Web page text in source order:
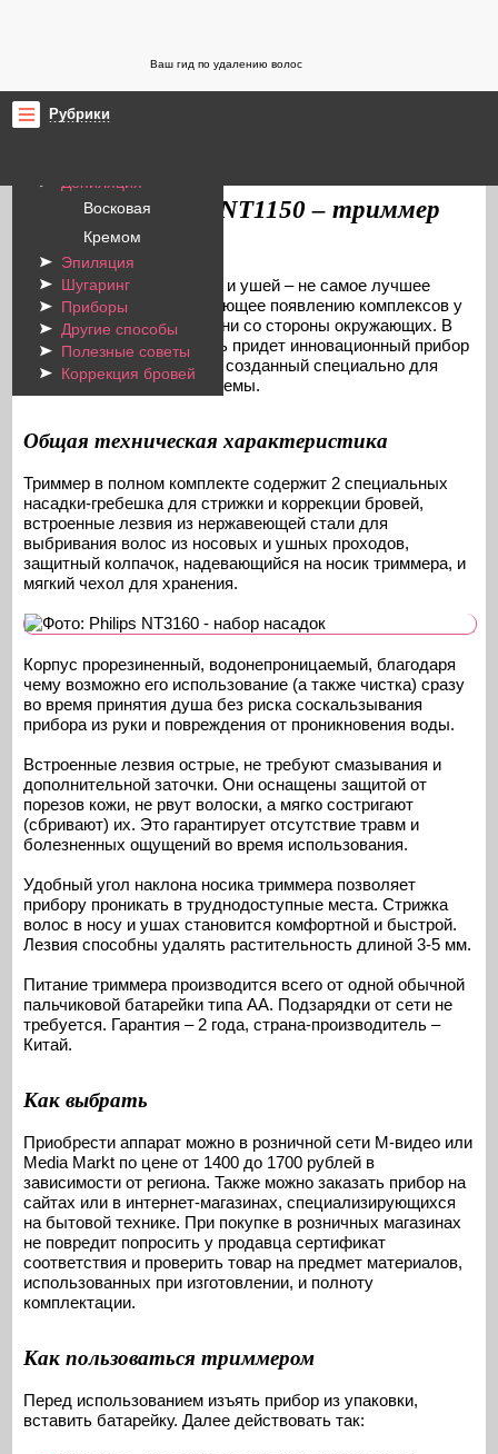
Ваш гид по удалению волос
Рубрики
Депиляция
Восковая
Кремом
Эпиляция
Шугаринг
Приборы
Другие способы
Полезные советы
Коррекция бровей
Philips NT3160 и NT1150 – триммер
для ушей и носа
Торчащие волосы из носа и ушей – не самое лучшее
«украшение», способствующее появлению комплексов у
его обладателя и неприязни со стороны окружающих. В
такой ситуации на помощь придет инновационный прибор
– триммер Philips NT3160, созданный специально для
избавления от этой проблемы.
Общая техническая характеристика
Триммер в полном комплекте содержит 2 специальных
насадки-гребешка для стрижки и коррекции бровей,
встроенные лезвия из нержавеющей стали для
выбривания волос из носовых и ушных проходов,
защитный колпачок, надевающийся на носик триммера, и
мягкий чехол для хранения.
Корпус прорезиненный, водонепроницаемый, благодаря
чему возможно его использование (а также чистка) сразу
во время принятия душа без риска соскальзывания
прибора из руки и повреждения от проникновения воды.
Встроенные лезвия острые, не требуют смазывания и
дополнительной заточки. Они оснащены защитой от
порезов кожи, не рвут волоски, а мягко состригают
(сбривают) их. Это гарантирует отсутствие травм и
болезненных ощущений во время использования.
Удобный угол наклона носика триммера позволяет
прибору проникать в труднодоступные места. Стрижка
волос в носу и ушах становится комфортной и быстрой.
Лезвия способны удалять растительность длиной 3-5 мм.
Питание триммера производится всего от одной обычной
пальчиковой батарейки типа АА. Подзарядки от сети не
требуется. Гарантия – 2 года, страна-производитель –
Китай.
Как выбрать
Приобрести аппарат можно в розничной сети М-видео или
Media Markt по цене от 1400 до 1700 рублей в
зависимости от региона. Также можно заказать прибор на
сайтах или в интернет-магазинах, специализирующихся
на бытовой технике. При покупке в розничных магазинах
не повредит попросить у продавца сертификат
соответствия и проверить товар на предмет материалов,
использованных при изготовлении, и полноту
комплектации.
Как пользоваться триммером
Перед использованием изъять прибор из упаковки,
вставить батарейку. Далее действовать так: